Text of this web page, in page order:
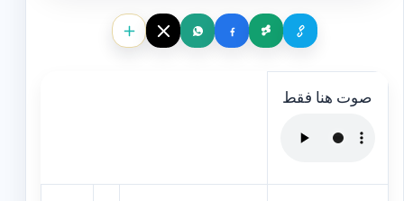
صوت هنا فقط